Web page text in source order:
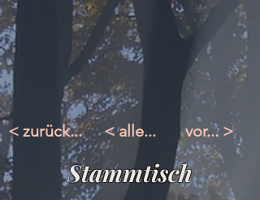
< zurück... < alle... vor... >
Stammtisch